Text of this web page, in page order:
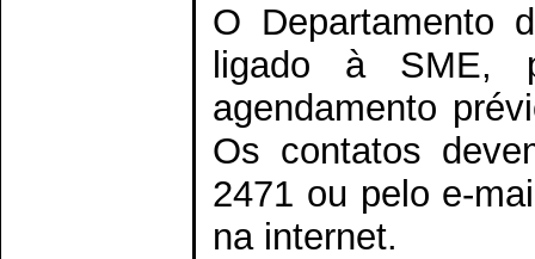
O Departamento
ligado à SME,
agendamento
Os contatos
2471 ou pelo e-
na internet.